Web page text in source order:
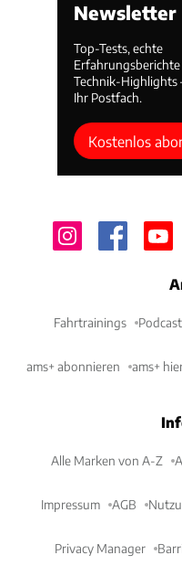
Newsletter
Top-Tests, echte
Technik-Highlights
Ihr Postfach.
Kostenlos
Fahrtrainings Podcast
ams+ abonnieren ams+
Alle Marken von A-Z
Impressum AGB
Privacy Manager